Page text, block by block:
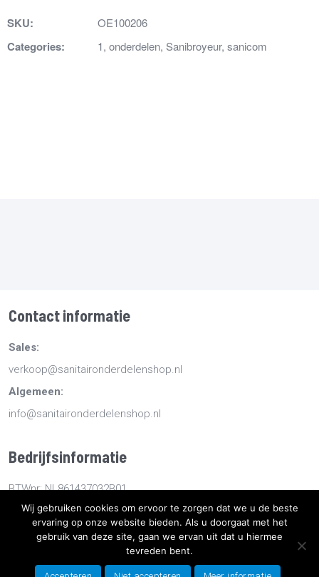
SKU: OE100206
Categories: 1, onderdelen, Sanibroyeur, sanicom
Contact informatie
Sales:
verkoop@sanitaironderdelenshop.nl
Algemeen:
info@sanitaironderdelenshop.nl
Bedrijfsinformatie
BTWnr: NL861437032B01
KvKnr: 78527112
Sanitaironderdelenshop.nl
Bestellen en bezorgen -Algemene voorwaarden-Sitemap
Wij gebruiken cookies om ervoor te zorgen dat we u de beste
ervaring op onze website bieden. Als u doorgaat met het
gebruik van deze site, gaan we ervan uit dat u hiermee
tevreden bent.